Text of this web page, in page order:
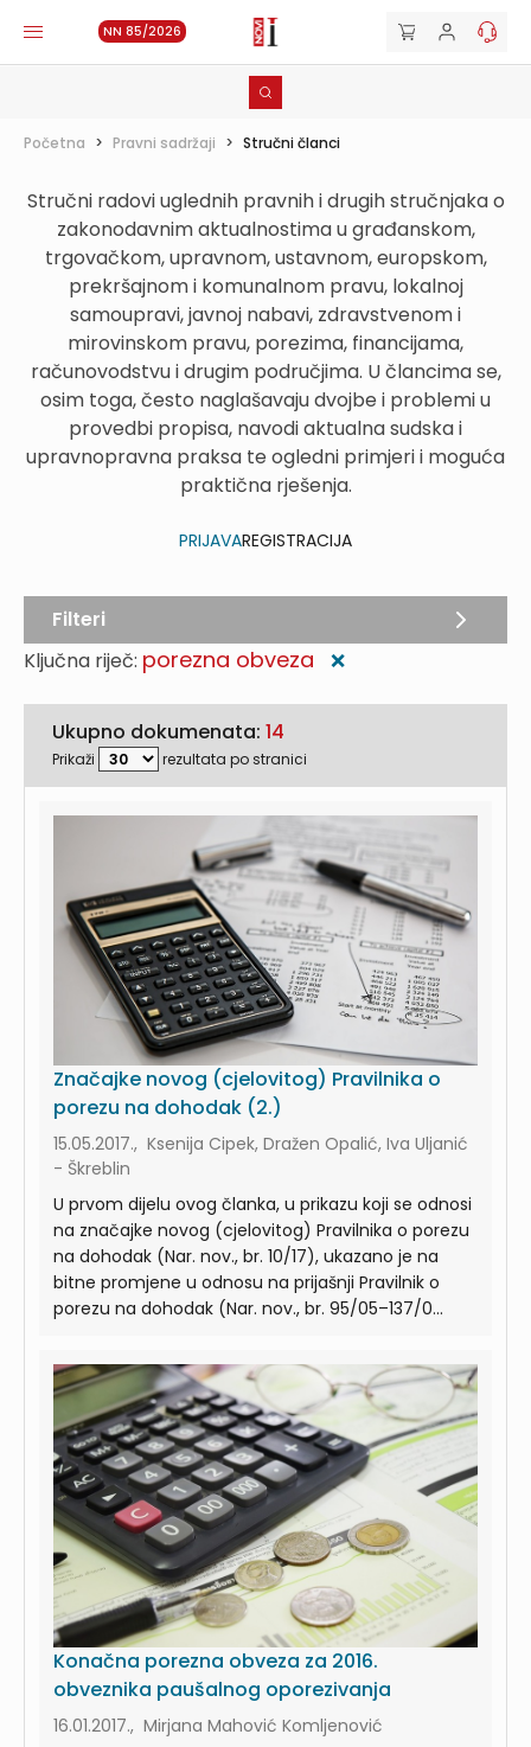
NN 85/2026
Početna > Pravni sadržaji > Stručni članci
Stručni radovi uglednih pravnih i drugih stručnjaka o
zakonodavnim aktualnostima u građanskom,
trgovačkom, upravnom, ustavnom, europskom,
prekršajnom i komunalnom pravu, lokalnoj
samoupravi, javnoj nabavi, zdravstvenom i
mirovinskom pravu, porezima, financijama,
računovodstvu i drugim područjima. U člancima se,
osim toga, često naglašavaju dvojbe i problemi u
provedbi propisa, navodi aktualna sudska i
upravnopravna praksa te ogledni primjeri i moguća
praktična rješenja.
PRIJAVAREGISTRACIJA
Ključna riječ: porezna obveza ❌
Ukupno dokumenata: 14
Prikaži rezultata po stranici
Značajke novog (cjelovitog) Pravilnika o
porezu na dohodak (2.)
15.05.2017., Ksenija Cipek, Dražen Opalić, Iva Uljanić
- Škreblin
U prvom dijelu ovog članka, u prikazu koji se odnosi
na značajke novog (cjelovitog) Pravilnika o porezu
na dohodak (Nar. nov., br. 10/17), ukazano je na
bitne promjene u odnosu na prijašnji Pravilnik o
porezu na dohodak (Nar. nov., br. 95/05–137/0...
Konačna porezna obveza za 2016.
obveznika paušalnog oporezivanja
16.01.2017., Mirjana Mahović Komljenović
Filteri